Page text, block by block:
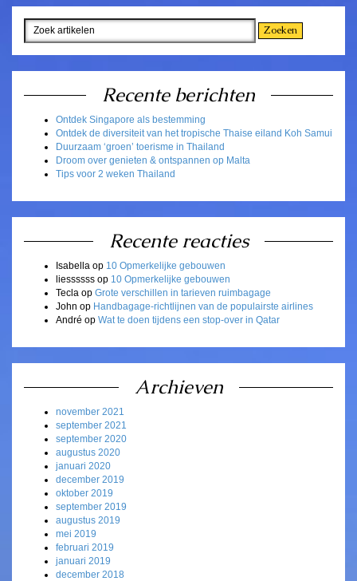
Recente berichten
Ontdek Singapore als bestemming
Ontdek de diversiteit van het tropische Thaise eiland Koh Samui
Duurzaam ‘groen’ toerisme in Thailand
Droom over genieten & ontspannen op Malta
Tips voor 2 weken Thailand
Recente reacties
Isabella op 10 Opmerkelijke gebouwen
liessssss op 10 Opmerkelijke gebouwen
Tecla op Grote verschillen in tarieven ruimbagage
John op Handbagage-richtlijnen van de populairste airlines
André op Wat te doen tijdens een stop-over in Qatar
Archieven
november 2021
september 2021
september 2020
augustus 2020
januari 2020
december 2019
oktober 2019
september 2019
augustus 2019
mei 2019
februari 2019
januari 2019
december 2018